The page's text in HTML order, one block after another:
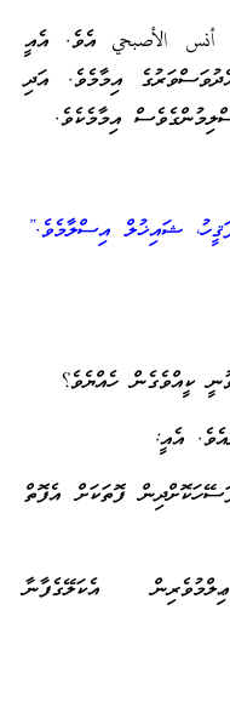
أنس الأصبحي އެވެ. އެއީ
އިމާމެވެ. އަދި
އިމާމެކެވެ.
ޝައިޚުލް އިސްލާމެވެ.”
ކީއްވެގެން ހެއްޔެވެ؟
އެއީ:
ފޮތަކަށް އެފޮތް
އެކަލޭގެފާނާ